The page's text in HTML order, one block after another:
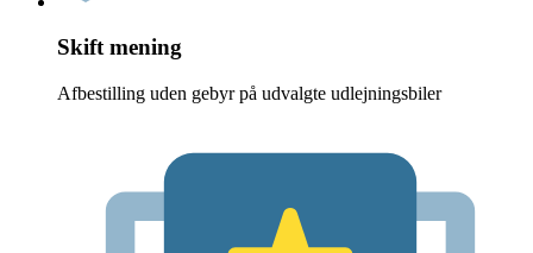
Skift mening
Afbestilling uden gebyr på udvalgte udlejningsbiler